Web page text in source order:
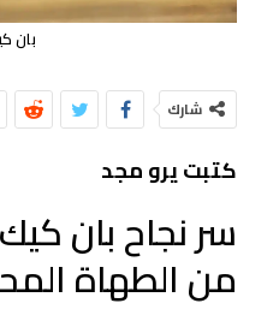
بان
شارك
كتبت يرو مجد
سر نجاح بان
من الطهاة